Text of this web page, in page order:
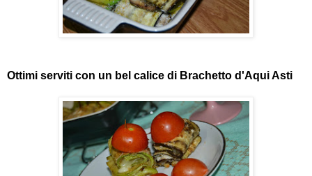
Ottimi serviti con un bel calice di Brachetto d'Aqui Asti